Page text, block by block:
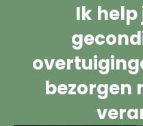
Ik help
bezorgen